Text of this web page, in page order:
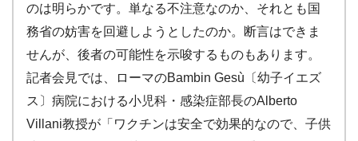
のは明らかです。単なる不注意なのか、それとも国
務省の妨害を回避しようとしたのか。断言はできま
せんが、後者の可能性を示唆するものもあります。
記者会見では、ローマのBambin Gesù〔幼子イエズ
ス〕病院における小児科・感染症部長のAlberto
Villani教授が「ワクチンは安全で効果的なので、子供